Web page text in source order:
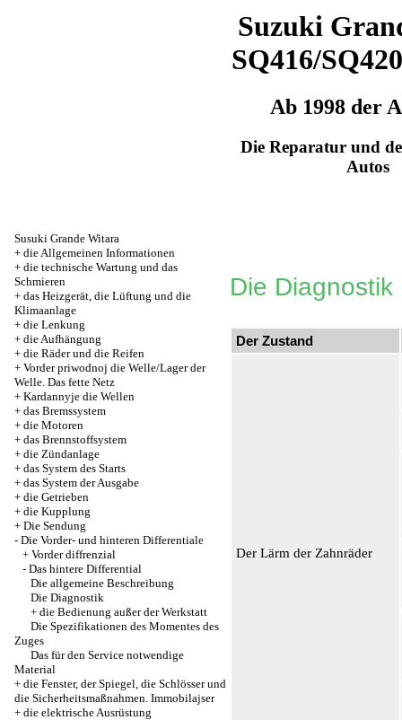
Suzuki
SQ416/
Ab 1998 der
Die Reparatur und
Autos
Susuki Grande Witara
+ die Allgemeinen Informationen
+ die technische Wartung und das
Schmieren
+ das Heizgerät, die Lüftung und die
Klimaanlage
+ die Lenkung
+ die Aufhängung
+ die Räder und die Reifen
+ Vorder priwodnoj die Welle/Lager der
Welle. Das fette Netz
+ Kardannyje die Wellen
+ das Bremssystem
+ die Motoren
+ das Brennstoffsystem
+ die Zündanlage
+ das System des Starts
+ das System der Ausgabe
+ die Getrieben
+ die Kupplung
+ Die Sendung
- Die Vorder- und hinteren Differentiale
+ Vorder diffrenzial
- Das hintere Differential
Die allgemeine Beschreibung
Die Diagnostik
+ die Bedienung außer der Werkstatt
Die Spezifikationen des Momentes des
Zuges
Das für den Service notwendige
Material
+ die Fenster, der Spiegel, die Schlösser und
die Sicherheitsmaßnahmen. Immobilajser
+ die elektrische Ausrüstung
Die Diagnostik
Der Zustand
Der Lärm der Zahnräder